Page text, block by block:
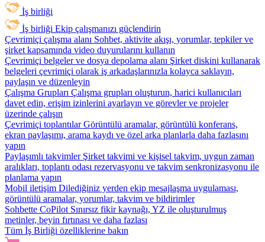
İş birliği
İş birliği Ekip çalışmanızı güçlendirin
Çevrimiçi çalışma alanı Sohbet, aktivite akışı, yorumlar, tepkiler ve
şirket kapsamında video duyurularını kullanın
Çevrimiçi belgeler ve dosya depolama alanı Şirket diskini kullanarak
belgeleri çevrimiçi olarak iş arkadaşlarınızla kolayca saklayın,
paylaşın ve düzenleyin
Çalışma Grupları Çalışma grupları oluşturun, harici kullanıcıları
davet edin, erişim izinlerini ayarlayın ve görevler ve projeler
üzerinde çalışın
Çevrimiçi toplantılar Görüntülü aramalar, görüntülü konferans,
ekran paylaşımı, arama kaydı ve özel arka planlarla daha fazlasını
yapın
Paylaşımlı takvimler Şirket takvimi ve kişisel takvim, uygun zaman
aralıkları, toplantı odası rezervasyonu ve takvim senkronizasyonu ile
planlama yapın
Mobil iletişim Dilediğiniz yerden ekip mesajlaşma uygulaması,
görüntülü aramalar, yorumlar, takvim ve bildirimler
Sohbette CoPilot Sınırsız fikir kaynağı, YZ ile oluşturulmuş
metinler, beyin fırtınası ve daha fazlası
Tüm İş Birliği özelliklerine bakın